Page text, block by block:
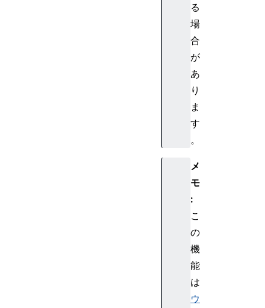
る
場
合
が
あ
り
ま
す
。
メ
モ
:
こ
の
機
能
は
ウ